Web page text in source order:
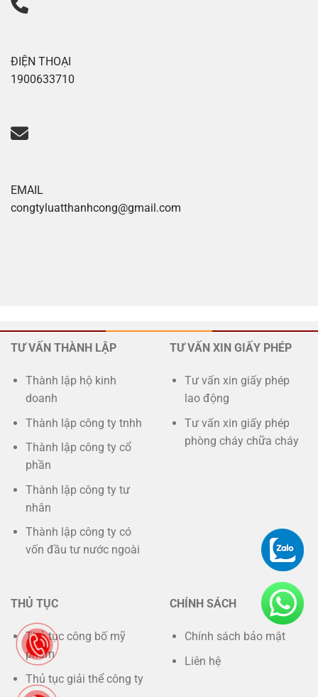
ĐIỆN THOẠI
1900633710
EMAIL
congtyluatthanhcong@gmail.com
TƯ VẤN THÀNH LẬP
Thành lập hộ kinh
doanh
Thành lập công ty tnhh
Thành lập công ty cổ
phần
Thành lập công ty tư
nhân
Thành lập công ty có
vốn đầu tư nước ngoài
TƯ VẤN XIN GIẤY PHÉP
Tư vấn xin giấy phép
lao động
Tư vấn xin giấy phép
phòng cháy chữa cháy
THỦ TỤC
Thủ tục công bố mỹ
phẩm
Thủ tục giải thể công ty
CHÍNH SÁCH
Chính sách bảo mật
Liên hệ